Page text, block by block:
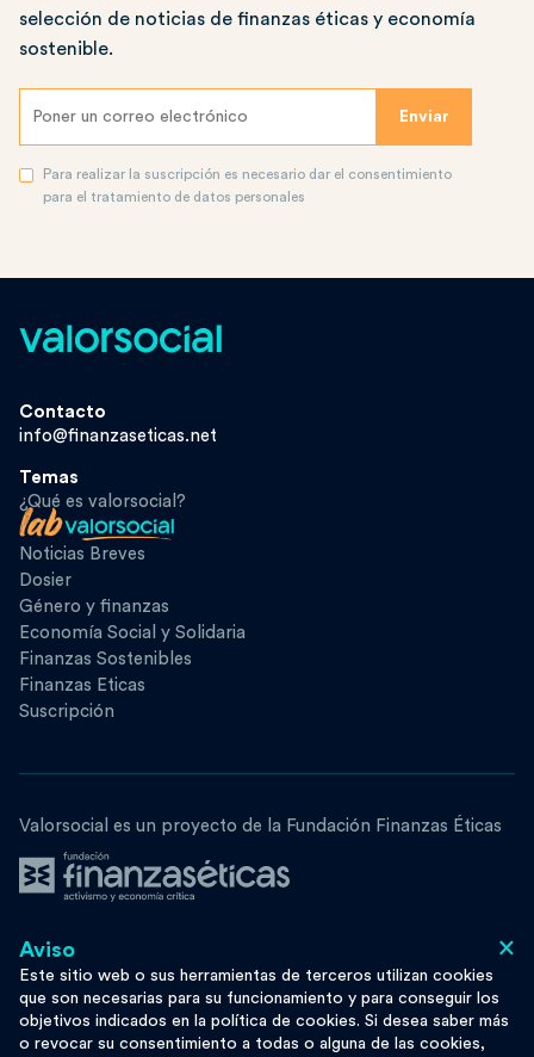
selección de noticias de finanzas éticas y economía
sostenible.
Para realizar la suscripción es necesario dar el consentimiento
para el tratamiento de datos personales
Contacto
info@finanzaseticas.net
Temas
¿Qué es valorsocial?
Noticias Breves
Dosier
Género y finanzas
Economía Social y Solidaria
Finanzas Sostenibles
Finanzas Eticas
Suscripción
Valorsocial es un proyecto de la Fundación Finanzas Éticas
Síguenos ×
Aviso
Este sitio web o sus herramientas de terceros utilizan cookies
que son necesarias para su funcionamiento y para conseguir los
objetivos indicados en la política de cookies. Si desea saber más
o revocar su consentimiento a todas o alguna de las cookies,